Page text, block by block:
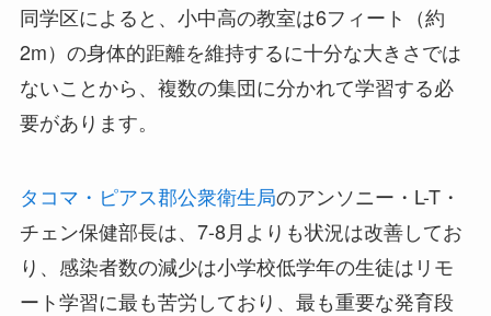
同学区によると、小中高の教室は6フィート（約
2m）の身体的距離を維持するに十分な大きさでは
ないことから、複数の集団に分かれて学習する必
要があります。
タコマ・ピアス郡公衆衛生局のアンソニー・L-T・
チェン保健部長は、7-8月よりも状況は改善してお
り、感染者数の減少は小学校低学年の生徒はリモ
ート学習に最も苦労しており、最も重要な発育段